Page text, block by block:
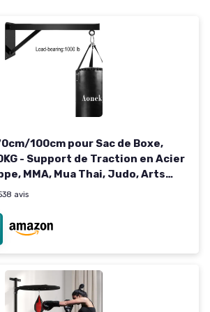
100cm pour Sac de Boxe,
- Support de Traction en Acier
MMA, Mua Thai, Judo, Arts
avis